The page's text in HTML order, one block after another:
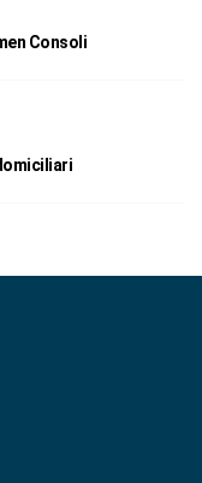
Consoli